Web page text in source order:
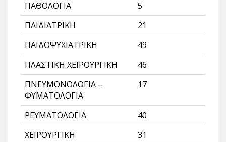
ΠΑΘΟΛΟΓΙΑ
5
ΠΑΙΔΙΑΤΡΙΚΗ
21
ΠΑΙΔΟΨΥΧΙΑΤΡΙΚΗ
49
ΠΛΑΣΤΙΚΗ ΧΕΙΡΟΥΡΓΙΚΗ
46
ΠΝΕΥΜΟΝΟΛΟΓΙΑ –
ΦΥΜΑΤΟΛΟΓΙΑ
17
ΡΕΥΜΑΤΟΛΟΓΙΑ
40
ΧΕΙΡΟΥΡΓΙΚΗ
31